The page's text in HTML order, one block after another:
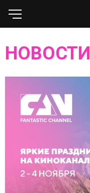
НОВОСТИ